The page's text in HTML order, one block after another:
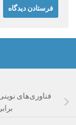
فناوری‌های
برابر